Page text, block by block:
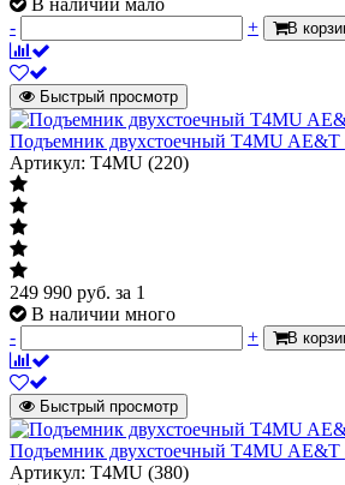
-
+ В
Быстрый просмотр
Подъемник двухстоечный T4MU AE&T
Артикул: T4MU (220)
249 990 руб. за 1
В наличии много
-
+ В
Быстрый просмотр
Подъемник двухстоечный T4MU AE&T
Артикул: T4MU (380)